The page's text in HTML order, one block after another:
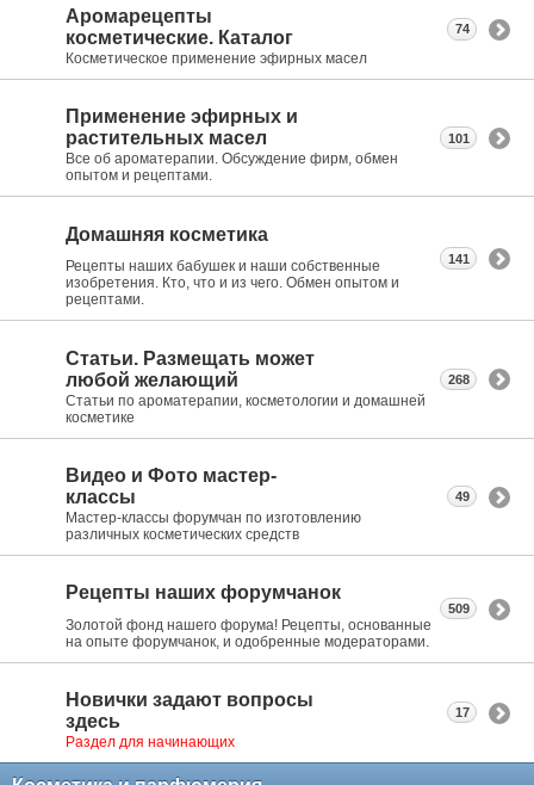
Аромарецепты
косметические. Каталог
Косметическое применение эфирных масел
74
Применение эфирных и
растительных масел
Все об ароматерапии. Обсуждение фирм, обмен
опытом и рецептами.
101
Домашняя косметика
Рецепты наших бабушек и наши собственные
изобретения. Кто, что и из чего. Обмен опытом и
рецептами.
141
Статьи. Размещать может
любой желающий
Статьи по ароматерапии, косметологии и домашней
косметике
268
Видео и Фото мастер-
классы
Мастер-классы форумчан по изготовлению
различных косметических средств
49
Рецепты наших форумчанок
Золотой фонд нашего форума! Рецепты, основанные
на опыте форумчанок, и одобренные модераторами.
509
Новички задают вопросы
здесь
Раздел для начинающих
17